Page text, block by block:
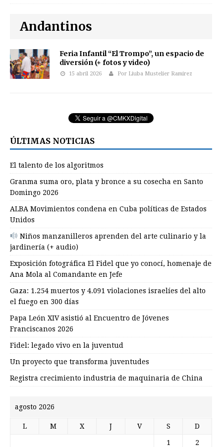
Andantinos
Feria Infantil “El Trompo”, un espacio de
diversión (+ fotos y video)
15 abril 2026 Por Liuba Mustelier Ramirez
ÚLTIMAS NOTICIAS
El talento de los algoritmos
Granma suma oro, plata y bronce a su cosecha en Santo
Domingo 2026
ALBA Movimientos condena en Cuba políticas de Estados
Unidos
Niños manzanilleros aprenden del arte culinario y la
jardinería (+ audio)
Exposición fotográfica El Fidel que yo conocí, homenaje de
Ana Mola al Comandante en Jefe
Gaza: 1.254 muertos y 4.091 violaciones israelíes del alto
el fuego en 300 días
Papa León XIV asistió al Encuentro de Jóvenes
Franciscanos 2026
Fidel: legado vivo en la juventud
Un proyecto que transforma juventudes
Registra crecimiento industria de maquinaria de China
agosto 2026
L M X J V S D
1 2